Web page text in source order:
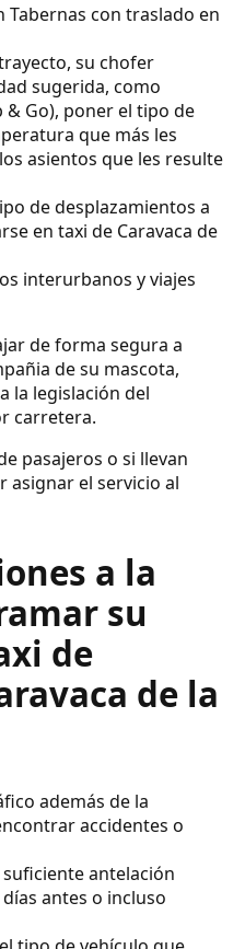
Tabernas con traslado en
su chofer
sugerida, como
& Go), poner el tipo de
que más les
asientos que les resulte
de desplazamientos a
en taxi de Caravaca de
interurbanos y viajes
de forma segura a
de su mascota,
la legislación del
carretera.
pasajeros o si llevan
asignar el servicio al
a la
su
de
de la
además de la
accidentes o
suficiente antelación
antes o incluso